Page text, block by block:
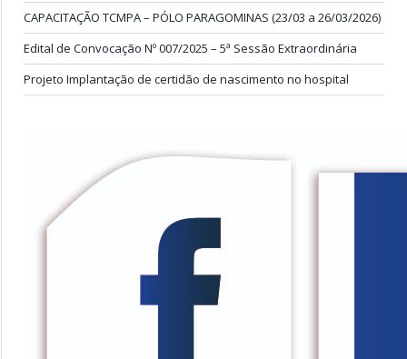
CAPACITAÇÃO TCMPA – PÓLO PARAGOMINAS (23/03 a 26/03/2026)
Edital de Convocação Nº 007/2025 – 5ª Sessão Extraordinária
Projeto Implantação de certidão de nascimento no hospital